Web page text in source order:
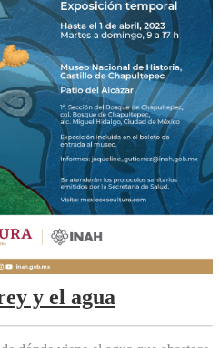
y el agua